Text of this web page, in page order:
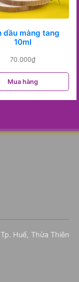
dầu màng tang
10ml
70.000₫
Mua hàng
Huế, Thừa Thiên